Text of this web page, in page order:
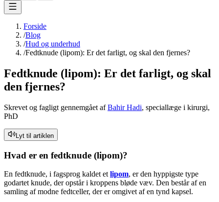
Forside
/Blog
/Hud og underhud
/Fedtknude (lipom): Er det farligt, og skal den fjernes?
Fedtknude (lipom): Er det farligt, og skal
den fjernes?
Skrevet og fagligt gennemgået afBahir Hadi, speciallæge i kirurgi,
PhD
Lyt til artiklen
Hvad er en fedtknude (lipom)?
En fedtknude, i fagsprog kaldet et lipom, er den hyppigste type
godartet knude, der opstår i kroppens bløde væv. Den består af en
samling af modne fedtceller, der er omgivet af en tynd kapsel.